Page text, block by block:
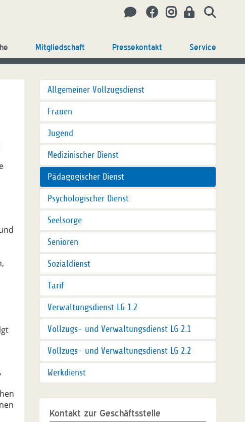
Mitgliedschaft Pressekontakt Service
Allgemeiner Vollzugsdienst
Frauen
Jugend
Medizinischer Dienst
Pädagogischer Dienst
Psychologischer Dienst
Seelsorge
Senioren
Sozialdienst
Tarif
Verwaltungsdienst LG 1.2
Vollzugs- und Verwaltungsdienst LG 2.1
Vollzugs- und Verwaltungsdienst LG 2.2
Werkdienst
Kontakt zur Geschäftsstelle